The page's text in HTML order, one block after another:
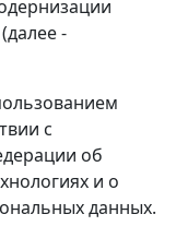
-
с
об
и о
данных.